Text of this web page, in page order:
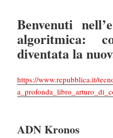
Benvenuti
algoritmica:
diventata la
https://www.repubblica.it/
ADN Kronos